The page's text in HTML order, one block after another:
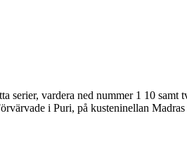
serier, vardera ned nummer 1 10
i Puri, på kusteninellan